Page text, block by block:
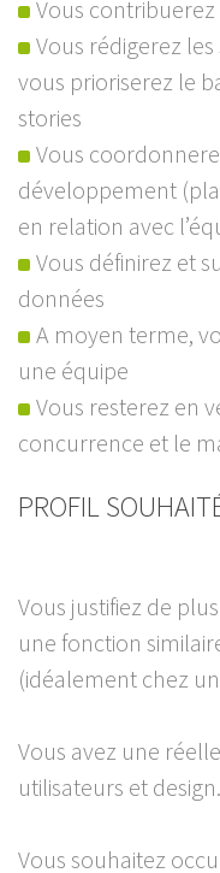
Vous
Vous rédigerez
vous prioriserez le
stories
Vous
développement
en relation avec
Vous définirez et
données
A moyen terme,
une équipe
Vous resterez en
concurrence et le
PROFIL
Vous justifiez de
une fonction
(idéalement chez
Vous avez une
utilisateurs et design.
Vous souhaitez